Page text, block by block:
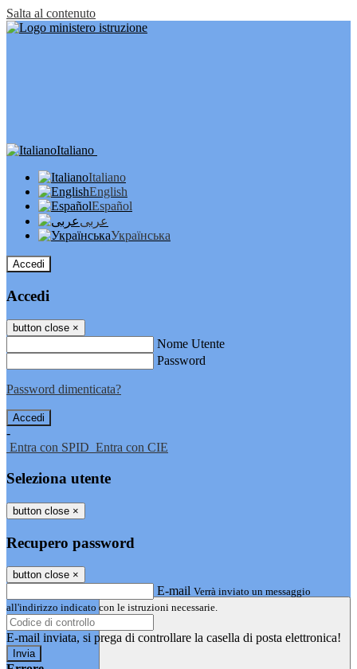
Salta al contenuto
Italiano
Italiano
English
Español
عربى
Українська
Accedi
Accedi
button close ×
Nome Utente
Password
Password dimenticata?
-
Entra con SPID Entra con CIE
Seleziona utente
button close ×
Recupero password
button close ×
E-mail Verrà inviato un messaggio
all'indirizzo indicato con le istruzioni necessarie.
E-mail inviata, si prega di controllare la casella di posta elettronica!